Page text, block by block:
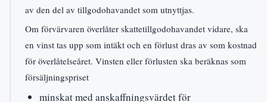
av den del av tillgodohavandet som utnyttjas.
Om förvärvaren överlåter skattetillgodohavandet vidare, ska
en vinst tas upp som intäkt och en förlust dras av som kostnad
för överlåtelseåret. Vinsten eller förlusten ska beräknas som
försäljningspriset
minskat med anskaffningsvärdet för